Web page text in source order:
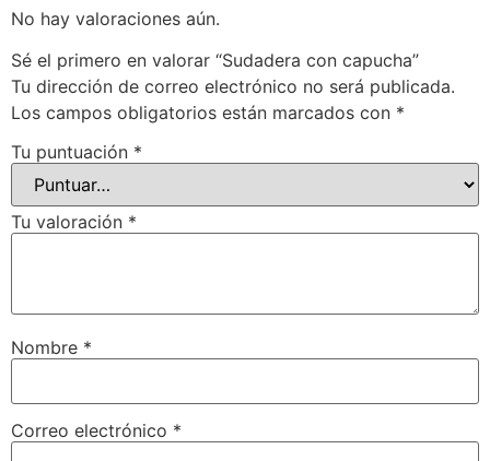
No hay valoraciones aún.
Sé el primero en valorar “Sudadera con capucha”
Tu dirección de correo electrónico no será publicada.
Los campos obligatorios están marcados con *
Tu puntuación *
Tu valoración *
Nombre *
Correo electrónico *